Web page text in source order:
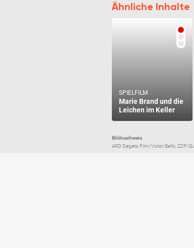
Ähnliche Inhalte
SPIELFILM
Marie Brand und die
Leichen im Keller
Bildnachweis
ARD Degeto Film/Victor Bello, ZDF/